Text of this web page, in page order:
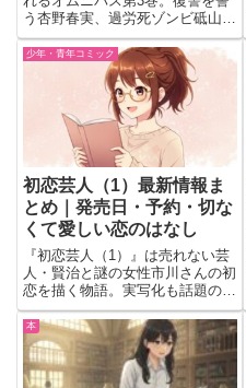
う杏野春実、過労死ゾンビ砥山く
ん、ゾンビ夫婦など、人間以上に
人間くさい物語が揃う最新刊。
少年・青年コミック
初恋芸人（1）最新情報ま
とめ｜発売日・予約・切な
くて愛しい恋のはなし
『初恋芸人（1）』は売れない芸
人・賢治と謎の女性市川さんの初
恋を描く物語。実写化も話題の小
説を漫画化。芸人としての葛藤と
切ない恋愛模様に浸れる第1巻。
本